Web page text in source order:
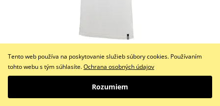
29,25 € Na objednávku
Do košíka
Tento web používa na poskytovanie služieb súbory cookies. Používaním
tohto webu s tým súhlasíte.Ochrana osobných údajov
Rozumiem